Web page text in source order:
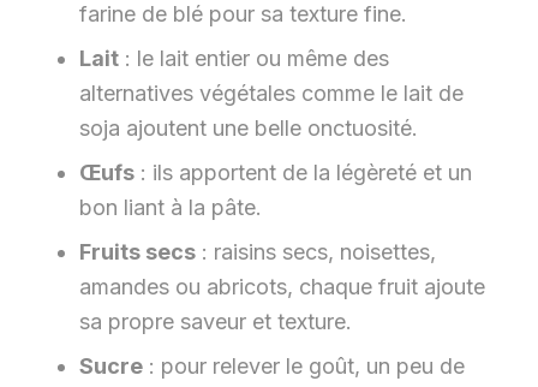
farine de blé pour sa texture fine.
Lait: le lait entier ou même des
alternatives végétales comme le lait de
soja ajoutent une belle onctuosité.
Œufs: ils apportent de la légèreté et un
bon liant à la pâte.
Fruits secs: raisins secs, noisettes,
amandes ou abricots, chaque fruit ajoute
sa propre saveur et texture.
Sucre: pour relever le goût, un peu de